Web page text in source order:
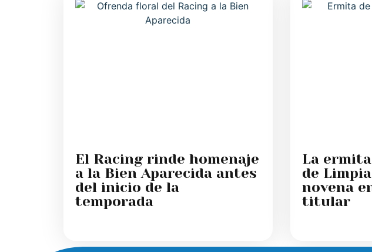
El Racing rinde homenaje
a la Bien Aparecida antes
del inicio de la
temporada
La
de
novena
titular